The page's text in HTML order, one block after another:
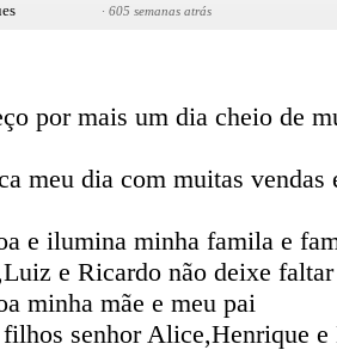
· 605 semanas atrás
por mais um dia cheio de
meu dia com muitas vendas
e ilumina minha famila e
e Ricardo não deixe faltar
minha mãe e meu pai
senhor Alice,Henrique e